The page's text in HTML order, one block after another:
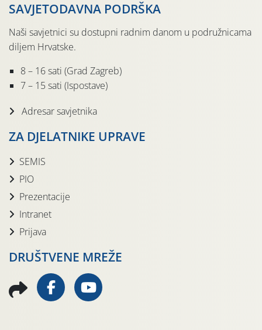
SAVJETODAVNA PODRŠKA
Naši savjetnici su dostupni radnim danom u podružnicama
diljem Hrvatske.
8 – 16 sati (Grad Zagreb)
7 – 15 sati (Ispostave)
Adresar savjetnika
ZA DJELATNIKE UPRAVE
SEMIS
PIO
Prezentacije
Intranet
Prijava
DRUŠTVENE MREŽE